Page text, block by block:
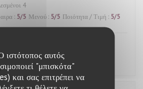
ιστότοπος αυτός
"μπισκότα"
και σας επιτρέπει να
4
: 5/5 Μενού : 5/5 Ποιότητα / Τιμή : 5/5
food and excellent service. This